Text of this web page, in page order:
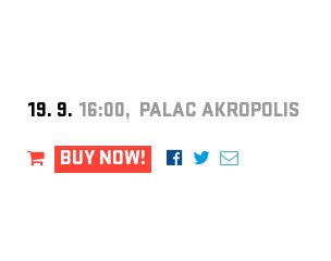
19. 9. 16:00, PALAC AKROPOLIS
BUY NOW!